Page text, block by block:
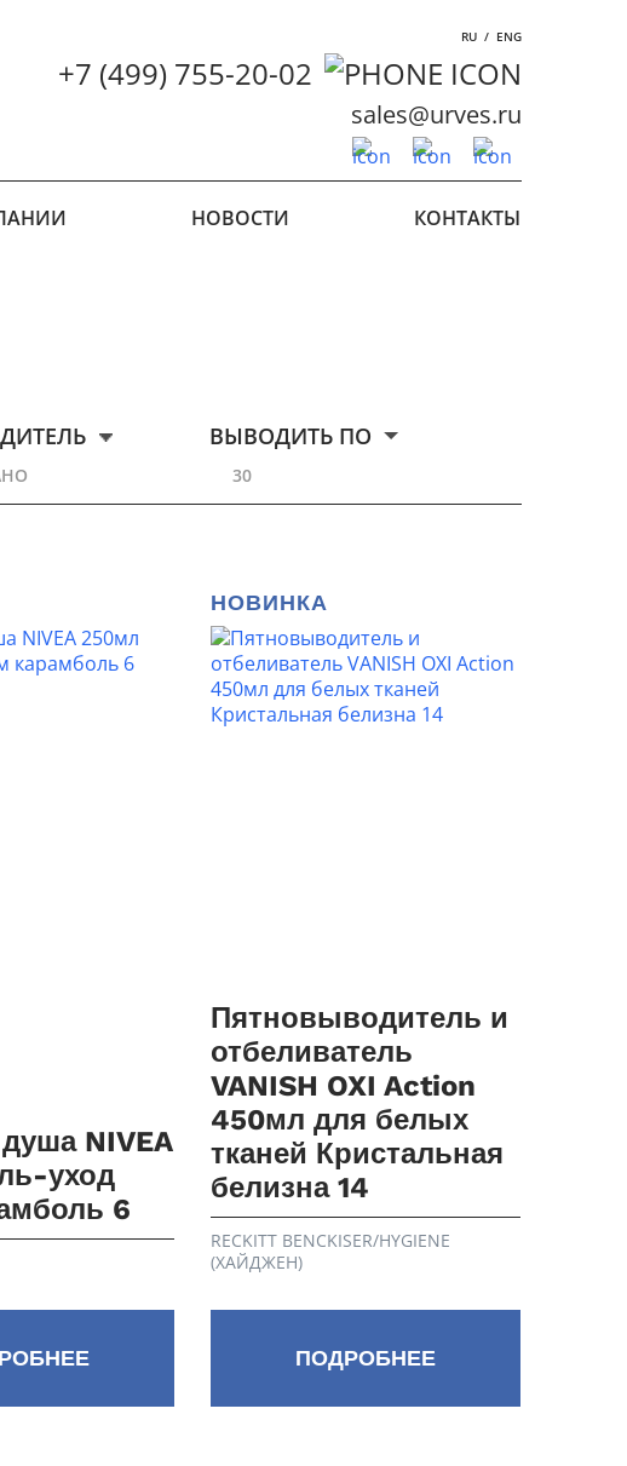
RU / ENG
+7 (499) 755-20-02
sales@urves.ru
НОВОСТИ КОНТАКТЫ
ВЫВОДИТЬ ПО
30
NIVEA
уход
6
НОВИНКА
Пятновыводитель и
отбеливатель
VANISH OXI Action
450мл для белых
тканей Кристальная
белизна 14
RECKITT BENCKISER/HYGIENE
(ХАЙДЖЕН)
ПОДРОБНЕЕ